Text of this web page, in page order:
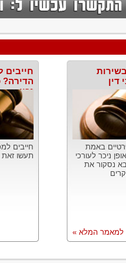
דין
באמת
ניכר לעורכי
נסקור את
למאמר המלא »
חייבים
הדירה?
נכון
חייבים
תעשו זאת